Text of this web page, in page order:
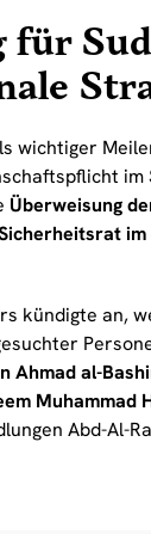
für
wichtiger
im
Überweisung
kündigte an,
Ahmad al-
Muhammad
Abd-Al-